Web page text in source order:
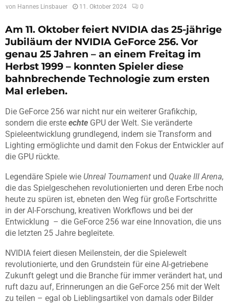
von Hannes Linsbauer 11. Oktober 2024 0
Am 11. Oktober feiert NVIDIA das 25-jährige
Jubiläum der NVIDIA GeForce 256. Vor
genau 25 Jahren – an einem Freitag im
Herbst 1999 – konnten Spieler diese
bahnbrechende Technologie zum ersten
Mal erleben.
Die GeForce 256 war nicht nur ein weiterer Grafikchip,
sondern die erste echte GPU der Welt. Sie veränderte
Spieleentwicklung grundlegend, indem sie Transform and
Lighting ermöglichte und damit den Fokus der Entwickler auf
die GPU rückte.
Legendäre Spiele wie Unreal Tournament und Quake III Arena,
die das Spielgeschehen revolutionierten und deren Erbe noch
heute zu spüren ist, ebneten den Weg für große Fortschritte
in der AI-Forschung, kreativen Workflows und bei der
Entwicklung – die GeForce 256 war eine Innovation, die uns
die letzten 25 Jahre begleitete.
NVIDIA feiert diesen Meilenstein, der die Spielewelt
revolutionierte, und den Grundstein für eine AI-getriebene
Zukunft gelegt und die Branche für immer verändert hat, und
ruft dazu auf, Erinnerungen an die GeForce 256 mit der Welt
zu teilen – egal ob Lieblingsartikel von damals oder Bilder